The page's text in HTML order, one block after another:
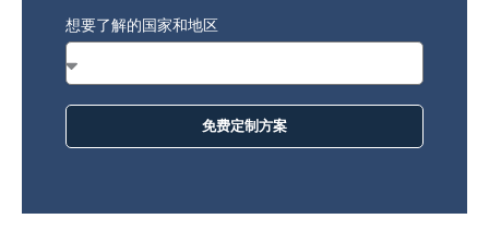
想要了解的国家和地区
免费定制方案